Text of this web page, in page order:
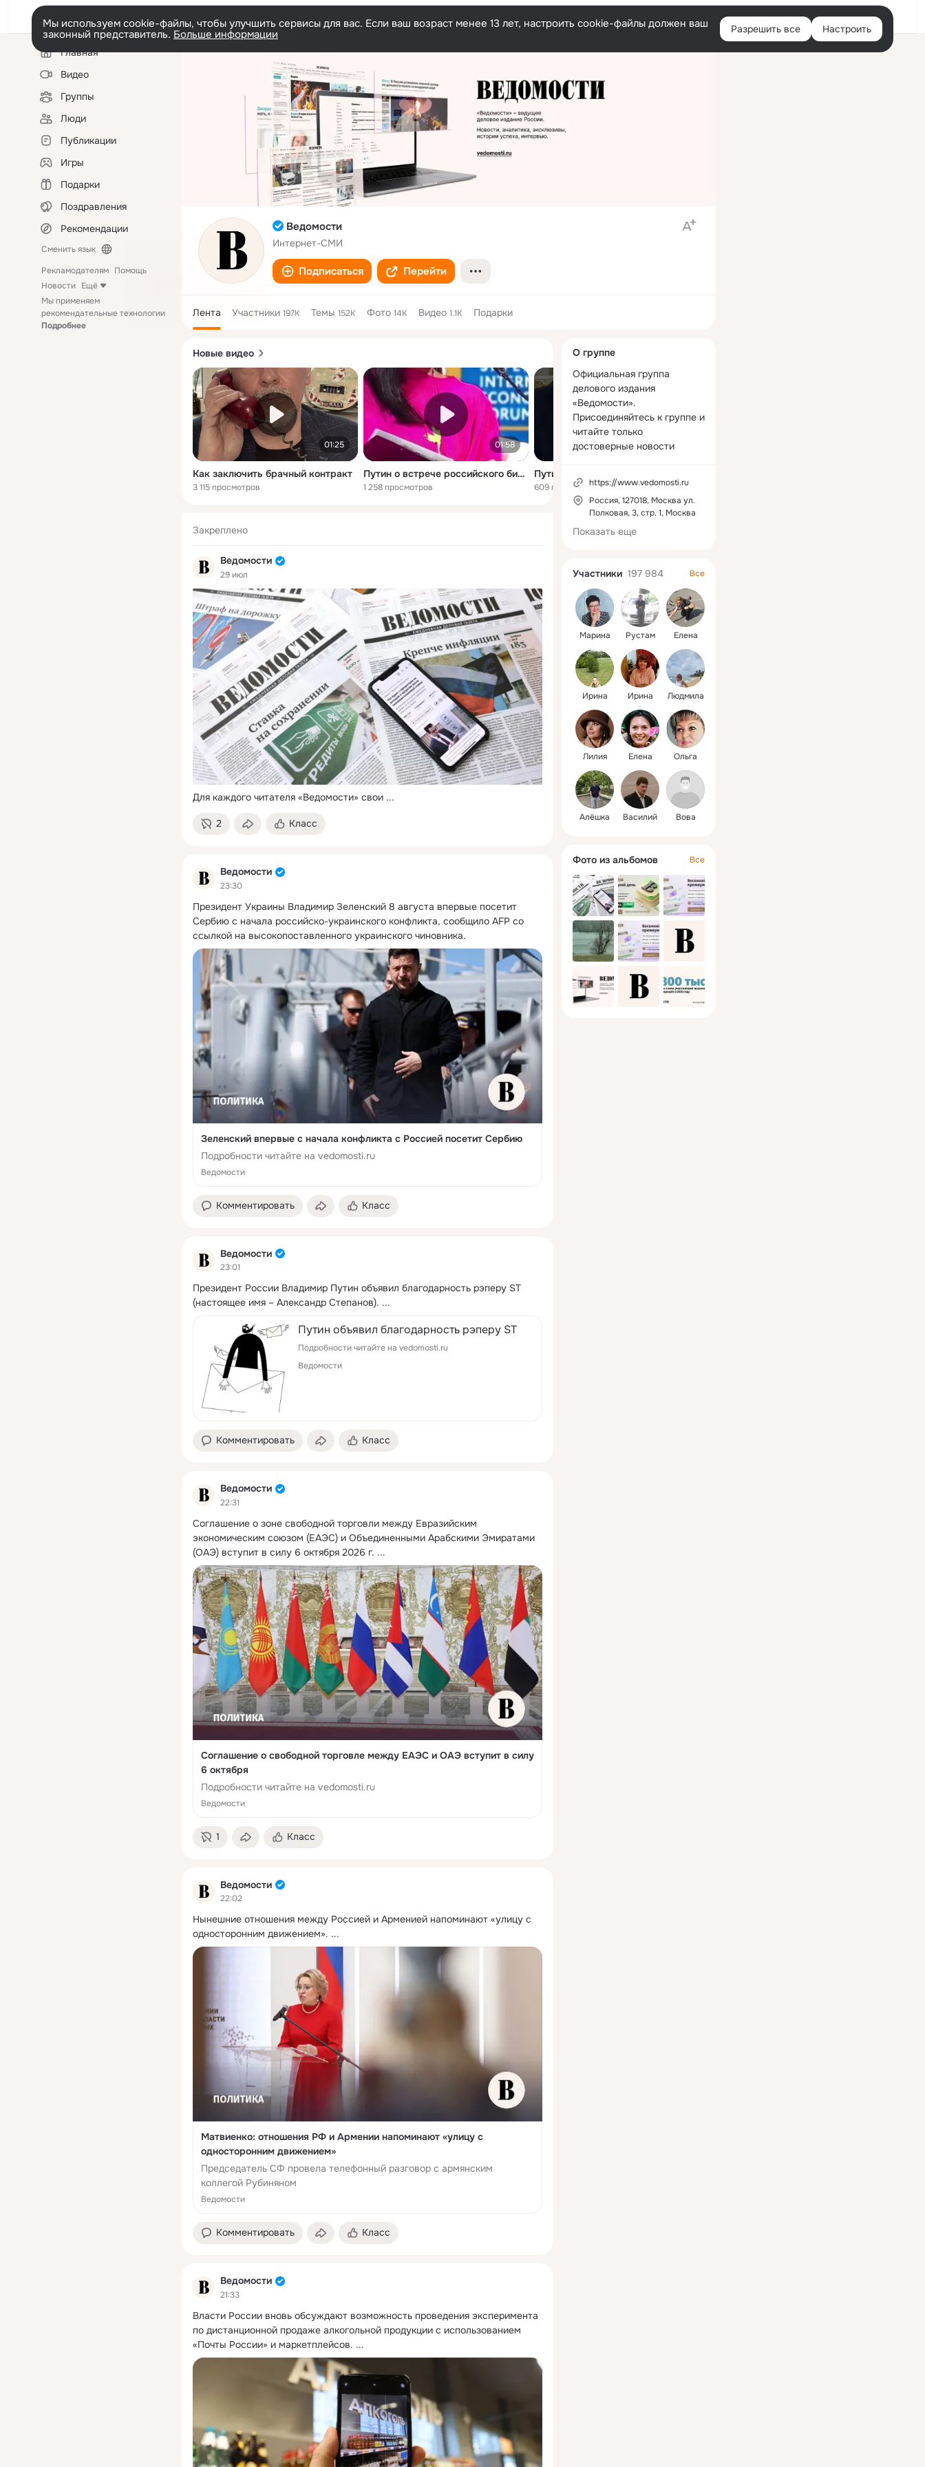
Войти
Мы используем cookie-файлы, чтобы улучшить сервисы для вас. Если ваш возраст менее 13 лет, настроить cookie-файлы должен ваш
законный представитель. Больше информации Разрешить все Настроить
Левая
колонкаГлавная
Видео
Группы
Люди
Публикации
Игры
Подарки
Поздравления
Рекомендации
Сменить язык
Рекламодателям Помощь
Новости Ещё
Мы применяем
рекомендательные технологии
Подробнее
Ведомости
Интернет-СМИ
Подписаться Перейти
Лента Участники 197K Темы 152K Фото 14K Видео 1.1K Подарки
Новые видео
01:25
Как заключить брачный контракт
3 115 просмотров
01:58
Путин о встрече российского бизнесмена с Зеленским
1 258 просмотров
01:25
609 просмотров
Закреплено
Ведомости
29 июл
Для каждого читателя «Ведомости» свои ...
2 Класс
Ведомости
23:30
Президент Украины Владимир Зеленский 8 августа впервые посетит
Сербию с начала российско-украинского конфликта, сообщило AFP со
ссылкой на высокопоставленного украинского чиновника.
Зеленский впервые с начала конфликта с Россией посетит Сербию
Подробности читайте на vedomosti.ru
Ведомости
Комментировать Класс
Ведомости
23:01
Президент России Владимир Путин объявил благодарность рэперу ST
(настоящее имя – Александр Степанов). ...
Путин объявил благодарность рэперу ST
Подробности читайте на vedomosti.ru
Ведомости
Комментировать Класс
Ведомости
22:31
Соглашение о зоне свободной торговли между Евразийским
экономическим союзом (ЕАЭС) и Объединенными Арабскими Эмиратами
(ОАЭ) вступит в силу 6 октября 2026 г. ...
Соглашение о свободной торговле между ЕАЭС и ОАЭ вступит в силу
6 октября
Подробности читайте на vedomosti.ru
Ведомости
1 Класс
Ведомости
22:02
Нынешние отношения между Россией и Арменией напоминают «улицу с
односторонним движением». ...
Матвиенко: отношения РФ и Армении напоминают «улицу с
односторонним движением»
Председатель СФ провела телефонный разговор с армянским
коллегой Рубиняном
Ведомости
Комментировать Класс
Ведомости
21:33
Власти России вновь обсуждают возможность проведения эксперимента
по дистанционной продаже алкогольной продукции с использованием
«Почты России» и маркетплейсов. ...
колонка
О группе
Официальная группа
делового издания
«Ведомости».
Присоединяйтесь к группе и
читайте только
достоверные новости
https://www.vedomosti.ru
Россия, 127018, Москва ул.
Полковая, 3, стр. 1, Москва
Показать еще
Участники 197 984 Все
Марина Рустам Елена
Ирина Ирина Людмила
Лилия Елена Ольга
Алёшка Василий Вова
Фото из альбомов Все